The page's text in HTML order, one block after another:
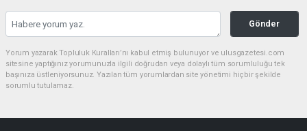
Gönder
Yorum yazarak Topluluk Kuralları’nı kabul etmiş bulunuyor ve ulusgazetesi.com
sitesine yaptığınız yorumunuzla ilgili doğrudan veya dolaylı tüm sorumluluğu tek
başınıza üstleniyorsunuz. Yazılan tüm yorumlardan site yönetimi hiçbir şekilde
sorumlu tutulamaz.